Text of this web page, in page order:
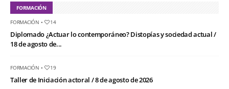
FORMACIÓN
FORMACIÓN • 14
Diplomado ¿Actuar lo contemporáneo? Distopías y sociedad actual /
18 de agosto de...
FORMACIÓN • 19
Taller de Iniciación actoral / 8 de agosto de 2026